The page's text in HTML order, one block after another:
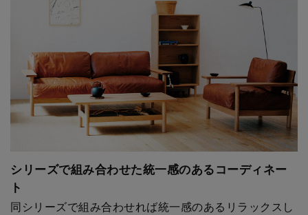
シリーズで組み合わせた統一感のあるコーディネー
ト
同シリーズで組み合わせれば統一感のあるリラックスし